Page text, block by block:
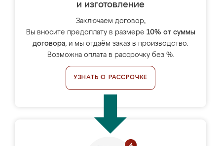
и изготовление
Заключаем договор,
Вы вносите предоплату в размере 10% от суммы
договора, и мы отдаём заказ в производство.
Возможна оплата в рассрочку без %.
УЗНАТЬ О РАССРОЧКЕ